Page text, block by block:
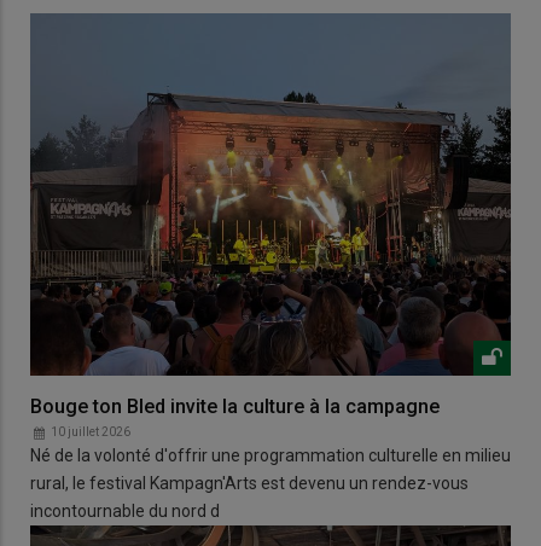
Bouge ton Bled invite la culture à la campagne
10 juillet 2026
Né de la volonté d'offrir une programmation culturelle en milieu
rural, le festival Kampagn'Arts est devenu un rendez-vous
incontournable du nord d